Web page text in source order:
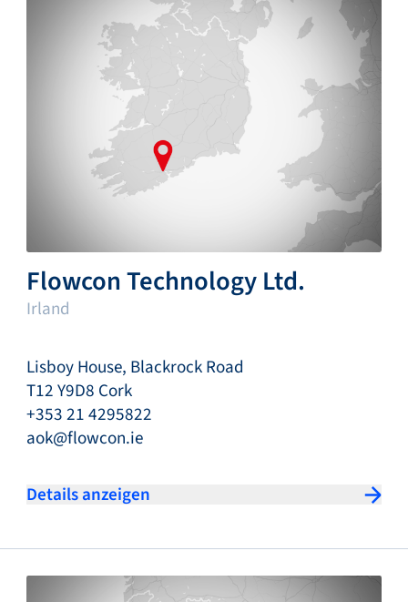
Flowcon Technology Ltd.
Irland
Lisboy House, Blackrock Road
T12 Y9D8 Cork
+353 21 4295822
aok@flowcon.ie
Details anzeigen